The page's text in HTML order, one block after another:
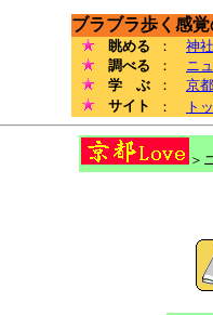
ブラブラ歩く感
眺める ： 神
調べる
： ニ
学 ぶ
： 京
サイト
： ト
＞